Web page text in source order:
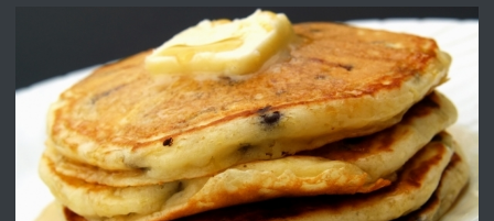
АПАРТАМЕНТ В ЦЕНТЪРА НА ГР.
ХАСКОВО
преди 3 дни
ПРЕДЛАГА Давам гараж под наем
преди 3 дни